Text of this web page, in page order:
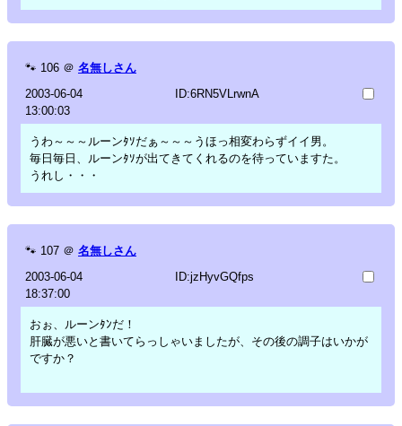
🐾 106 ＠ 名無しさん
2003-06-04
13:00:03
ID:6RN5VLrwnA
うわ～～～ルーンﾀｿだぁ～～～うほっ相変わらずイイ男。
毎日毎日、ルーンﾀｿが出てきてくれるのを待っていますた。
うれし・・・
🐾 107 ＠ 名無しさん
2003-06-04
18:37:00
ID:jzHyvGQfps
おぉ、ルーンﾀﾝだ！
肝臓が悪いと書いてらっしゃいましたが、その後の調子はいかが
ですか？